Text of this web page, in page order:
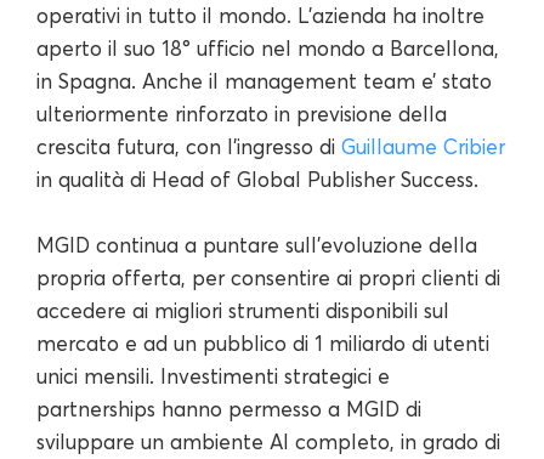
operativi in tutto il mondo. L'azienda ha inoltre
aperto il suo 18° ufficio nel mondo a Barcellona,
in Spagna. Anche il management team e’ stato
ulteriormente rinforzato in previsione della
crescita futura, con l'ingresso di Guillaume Cribier
in qualità di Head of Global Publisher Success.
MGID continua a puntare sull'evoluzione della
propria offerta, per consentire ai propri clienti di
accedere ai migliori strumenti disponibili sul
mercato e ad un pubblico di 1 miliardo di utenti
unici mensili. Investimenti strategici e
partnerships hanno permesso a MGID di
sviluppare un ambiente AI completo, in grado di